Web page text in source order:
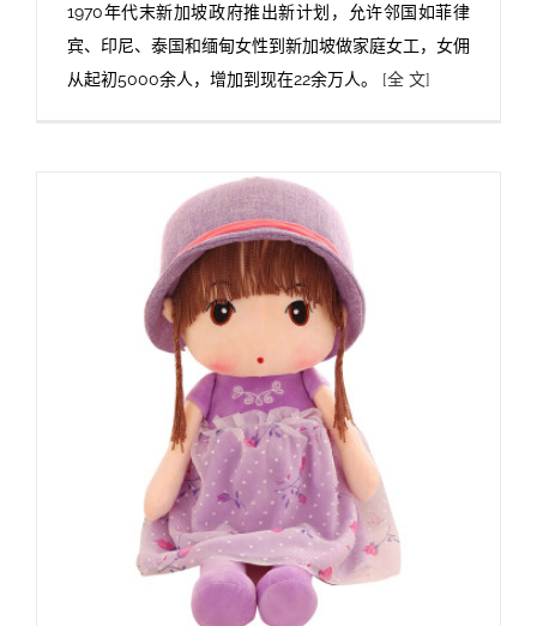
1970年代末新加坡政府推出新计划，允许邻国如菲律
宾、印尼、泰国和缅甸女性到新加坡做家庭女工，女佣
从起初5000余人，增加到现在22余万人。 [全 文]